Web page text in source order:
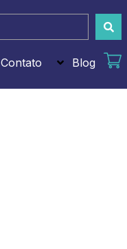
Contato Blog